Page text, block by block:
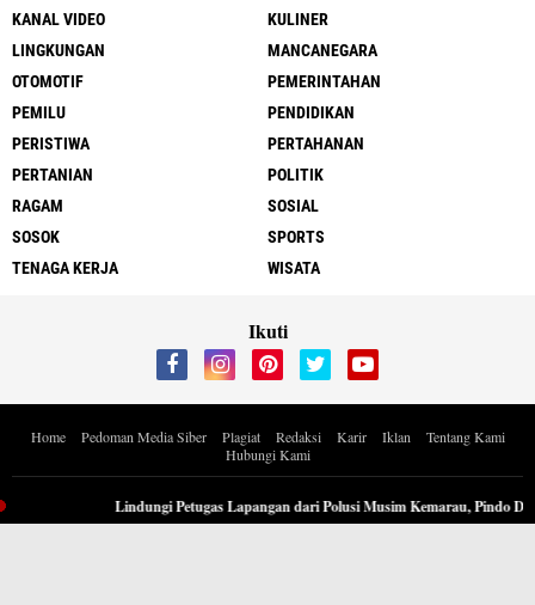
KANAL VIDEO
KULINER
LINGKUNGAN
MANCANEGARA
OTOMOTIF
PEMERINTAHAN
PEMILU
PENDIDIKAN
PERISTIWA
PERTAHANAN
PERTANIAN
POLITIK
RAGAM
SOSIAL
SOSOK
SPORTS
TENAGA KERJA
WISATA
Ikuti
Lindungi Petugas Lapangan dari Polusi Musim Kemarau, Pindo Deli
Home Pedoman Media Siber Plagiat Redaksi Karir Iklan
Tentang Kami
Hubungi Kami
Copyright © 2026 Berita Inspiratif Progresif.id by ApoedCyber